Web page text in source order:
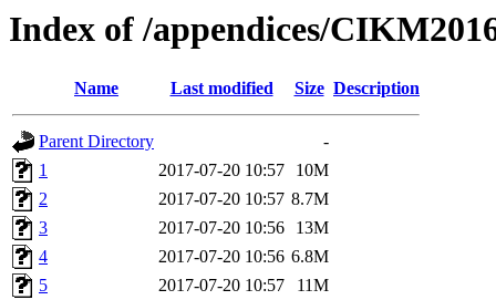
Index of /appendices/
Name Last modified Size Description
Parent Directory
-
1
2017-07-20 10:57
10M
2
2017-07-20 10:57 8.7M
3
2017-07-20 10:56
13M
4
2017-07-20 10:56 6.8M
5
2017-07-20 10:57
11M